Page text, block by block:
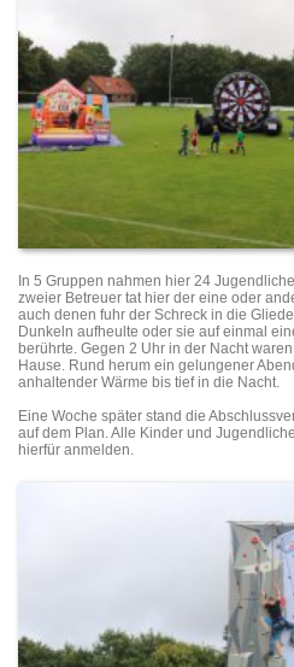
In 5 Gruppen nahmen hier 24
zweier Betreuer tat hier der eine oder
auch denen fuhr der Schreck in die
Dunkeln aufheulte oder sie auf einmal
berührte. Gegen 2 Uhr in der Nacht
Hause. Rund herum ein gelungener
anhaltender Wärme bis tief in die Nacht.
Eine Woche später stand die
auf dem Plan. Alle Kinder und
hierfür anmelden.